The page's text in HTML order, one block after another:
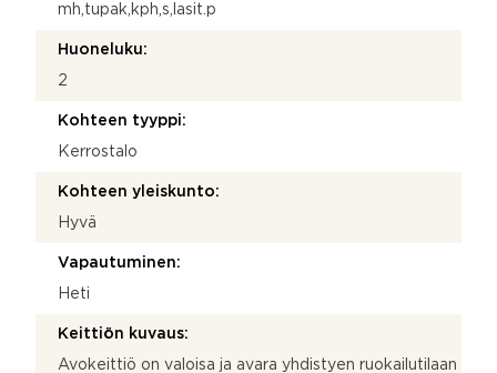
mh,tupak,kph,s,lasit.p
Huoneluku:
2
Kohteen tyyppi:
Kerrostalo
Kohteen yleiskunto:
Hyvä
Vapautuminen:
Heti
Keittiön kuvaus:
Avokeittiö on valoisa ja avara yhdistyen ruokailutilaan